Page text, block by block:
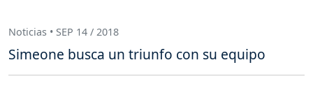
Noticias • SEP 14 / 2018
Simeone busca un triunfo con su equipo